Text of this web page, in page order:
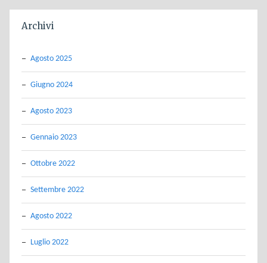
Archivi
Agosto 2025
Giugno 2024
Agosto 2023
Gennaio 2023
Ottobre 2022
Settembre 2022
Agosto 2022
Luglio 2022